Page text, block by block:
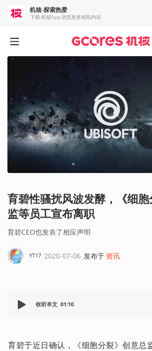
育碧性骚扰风波发酵，《细
监等员工宣布离职
育碧CEO也发表了相应声明
YT17 2020-07-06 发布于 资讯
收听本文 01:10
育碧于近日确认，《细胞分裂》创意总
机核-探索热爱
下载 机核App 浏览更多精彩内容